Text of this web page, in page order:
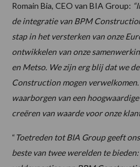
Romain Bia, CEO van BIA Group:
de integratie van BPM
stap in het versterken van onze
ontwikkelen van onze
en Metso. We zijn erg blij dat we
Construction mogen
waarborgen van een
creëren van waarde voor onze
“Toetreden tot BIA Group geeft
beste van twee werelden te